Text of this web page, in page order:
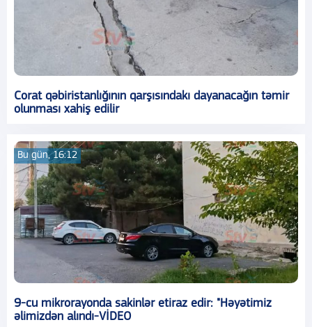
Corat qəbiristanlığının qarşısındakı dayanacağın təmir
olunması xahiş edilir
Bu gün, 16:12
9-cu mikrorayonda sakinlər etiraz edir: "Həyətimiz
əlimizdən alındı-VİDEO